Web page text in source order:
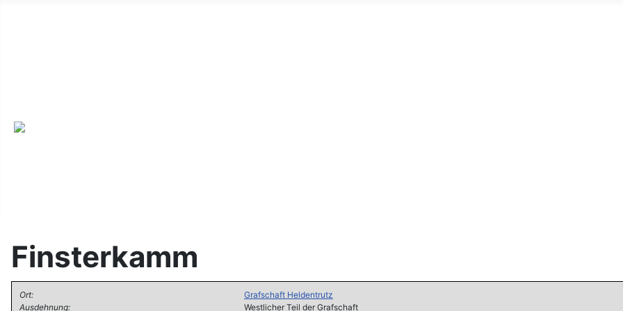
Finsterkamm
Ort: Grafschaft Heldentrutz
Ausdehnung:
Westlicher Teil der Grafschaft